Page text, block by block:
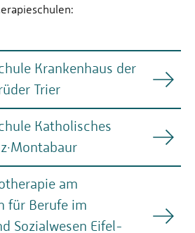
Krankenhaus der
Trier
Krankenhaus der
Trier
Katholisches
Katholisches
am
für Berufe im
Sozialwesen Eifel-